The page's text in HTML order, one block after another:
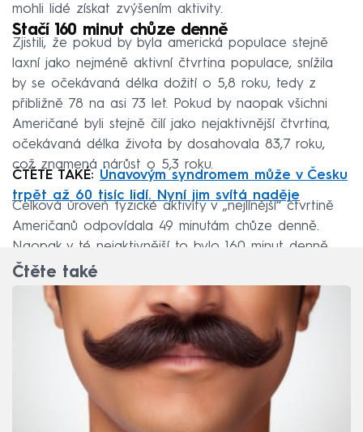
mohli lidé získat zvýšením aktivity.
Stačí 160 minut chůze denně
Zjistili, že pokud by byla americká populace stejně
laxní jako nejméně aktivní čtvrtina populace, snížila
by se očekávaná délka dožití o 5,8 roku, tedy z
přibližně 78 na asi 73 let. Pokud by naopak všichni
Američané byli stejně čilí jako nejaktivnější čtvrtina,
očekávaná délka života by dosahovala 83,7 roku,
což znamená nárůst o 5,3 roku.
ČTĚTE TAKÉ: Únavovým syndromem může v Česku
trpět až 60 tisíc lidí. Nyní jim svítá naděje
Celková úroveň fyzické aktivity v „nejlínější“ čtvrtině
Američanů odpovídala 49 minutám chůze denně.
Naopak v té nejaktivnější to bylo 160 minut denně.
Čtěte také